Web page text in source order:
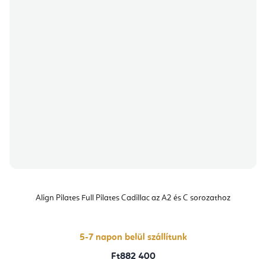
Align Pilates Full Pilates Cadillac az A2 és C sorozathoz
5-7 napon belül szállítunk
Ft882 400